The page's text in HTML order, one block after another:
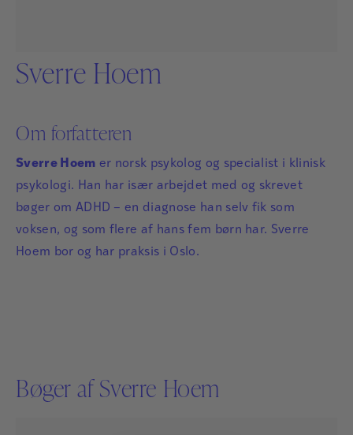
Sverre Hoem
Om forfatteren
Sverre Hoem er norsk psykolog og specialist i klinisk
psykologi. Han har især arbejdet med og skrevet
bøger om ADHD – en diagnose han selv fik som
voksen, og som flere af hans fem børn har. Sverre
Hoem bor og har praksis i Oslo.
Bøger af Sverre Hoem